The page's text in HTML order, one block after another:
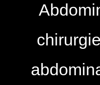
CONTACT
TARIFS
RECONSTRUCTION